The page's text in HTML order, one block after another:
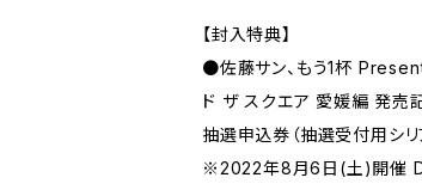
【封入特典】
●佐藤サン、もう1杯
ド ザ スクエア 愛媛編 発売
抽選申込券（抽選受付用シリ
※2022年8月6日(土)開催